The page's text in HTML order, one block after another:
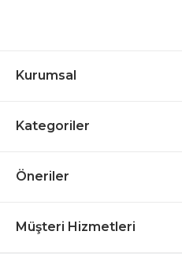
Kurumsal
Kategoriler
Öneriler
Müşteri Hizmetleri